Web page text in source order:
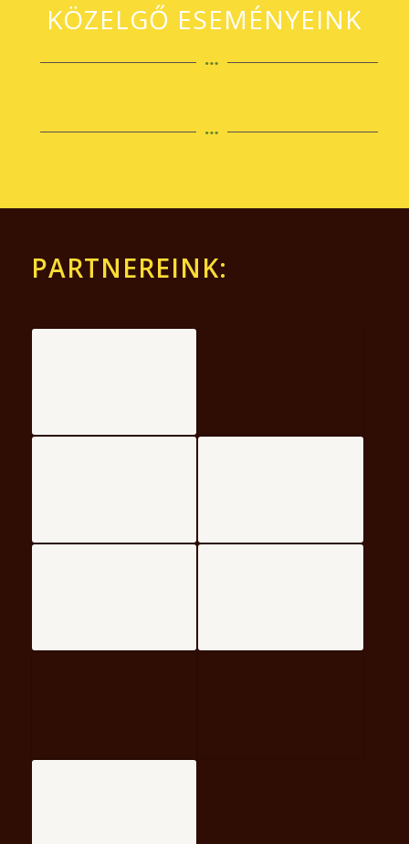
KÖZELGŐ ESEMÉNYEINK
PARTNEREINK: